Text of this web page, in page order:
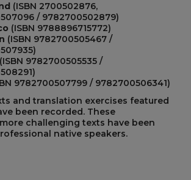
(ISBN 2700502876,
/ 9782700502879)
(ISBN 9788896715772)
(ISBN 9782700505467 /
(ISBN 9782700505535 /
9782700507799 / 9782700506341)
and translation exercises featured
been recorded. These
challenging texts have been
native speakers.